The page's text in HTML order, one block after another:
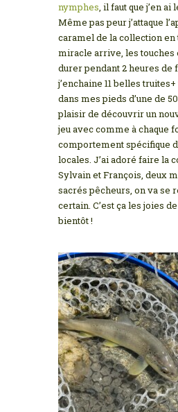
nymphes, il faut que j’en ai
Même pas peur j’attaque
caramel de la collection en
miracle arrive, les touches
durer pendant 2 heures de
j’enchaine 11 belles
dans mes pieds d’une de
plaisir de découvrir un
jeu avec comme à chaque
comportement spécifique
locales. J’ai adoré faire la
Sylvain et François, deux
sacrés pêcheurs, on va se
certain. C’est ça les joies
bientôt !